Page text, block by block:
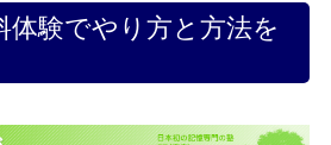
体験でやり方と方法を